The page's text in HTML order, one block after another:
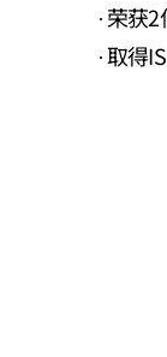
荣获2
取得